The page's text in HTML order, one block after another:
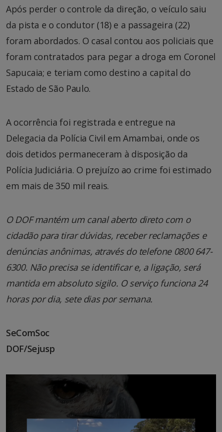
Após perder o controle da direção, o veículo saiu
da pista e o condutor (18) e a passageira (22)
foram abordados. O casal contou aos policiais que
foram contratados para pegar a droga em Coronel
Sapucaia; e teriam como destino a capital do
Estado de São Paulo.
A ocorrência foi registrada e entregue na
Delegacia da Polícia Civil em Amambai, onde os
dois detidos permaneceram à disposição da
Polícia Judiciária. O prejuízo ao crime foi estimado
em mais de 350 mil reais.
O DOF mantém um canal aberto direto com o
cidadão para tirar dúvidas, receber reclamações e
denúncias anônimas, através do telefone 0800 647-
6300. Não precisa se identificar e, a ligação, será
mantida em absoluto sigilo. O serviço funciona 24
horas por dia, sete dias por semana.
SeComSoc
DOF/Sejusp